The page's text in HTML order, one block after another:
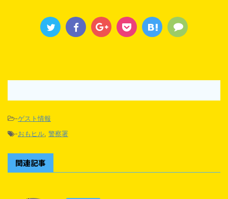
-ゲスト情報
-おもヒル, 警察署
関連記事